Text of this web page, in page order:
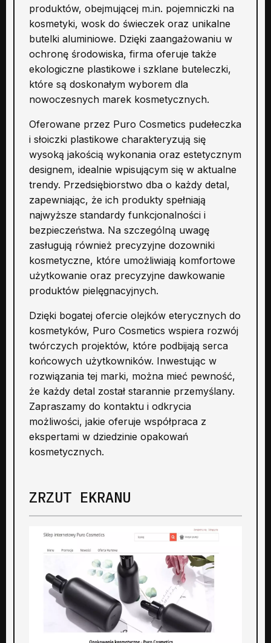
produktów, obejmującej m.in. pojemniczki na
kosmetyki, wosk do świeczek oraz unikalne
butelki aluminiowe. Dzięki zaangażowaniu w
ochronę środowiska, firma oferuje także
ekologiczne plastikowe i szklane buteleczki,
które są doskonałym wyborem dla
nowoczesnych marek kosmetycznych.
Oferowane przez Puro Cosmetics pudełeczka
i słoiczki plastikowe charakteryzują się
wysoką jakością wykonania oraz estetycznym
designem, idealnie wpisującym się w aktualne
trendy. Przedsiębiorstwo dba o każdy detal,
zapewniając, że ich produkty spełniają
najwyższe standardy funkcjonalności i
bezpieczeństwa. Na szczególną uwagę
zasługują również precyzyjne dozowniki
kosmetyczne, które umożliwiają komfortowe
użytkowanie oraz precyzyjne dawkowanie
produktów pielęgnacyjnych.
Dzięki bogatej ofercie olejków eterycznych do
kosmetyków, Puro Cosmetics wspiera rozwój
twórczych projektów, które podbijają serca
końcowych użytkowników. Inwestując w
rozwiązania tej marki, można mieć pewność,
że każdy detal został starannie przemyślany.
Zapraszamy do kontaktu i odkrycia
możliwości, jakie oferuje współpraca z
ekspertami w dziedzinie opakowań
kosmetycznych.
ZRZUT EKRANU